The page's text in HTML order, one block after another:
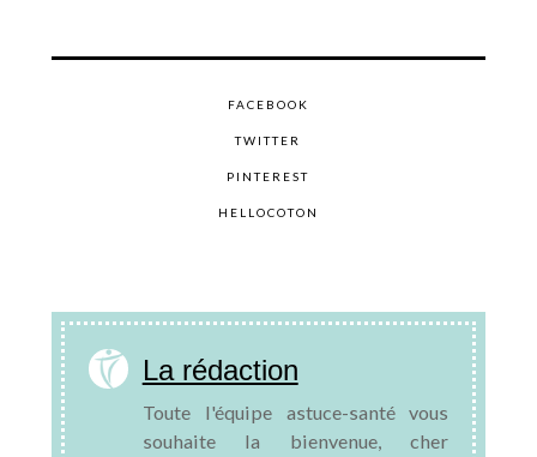
FACEBOOK
TWITTER
PINTEREST
HELLOCOTON
La rédaction
Toute l'équipe astuce-santé vous
souhaite la bienvenue, cher